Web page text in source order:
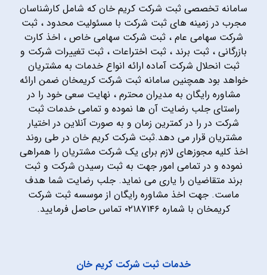
سامانه تخصصی ثبت شرکت کریم خان که شامل کارشناسان
مجرب در زمینه های ثبت شرکت با مسئولیت محدود ، ثبت
شرکت سهامی عام ، ثبت شرکت سهامی خاص ، اخذ کارت
بازرگانی ، ثبت برند ، ثبت اختراعات ، ثبت تغییرات شرکت و
ثبت انحلال شرکت آماده ارائه انواع خدمات به مشتریان
خواهد بود همچنین سامانه ثبت شرکت کریمخان ضمن ارائه
مشاوره رایگان به مدیران محترم ، نهایت سعی خود را در
راستای جلب رضایت آن ها نموده و تمامی خدمات ثبت
شرکت در را در کمترین زمان و به صورت آنلاین در اختیار
مشتریان قرار می دهد.ثبت شرکت کریم خان در طی روند
اخذ کلیه مجوزهای لازم برای یک شرکت مشتریان را همراهی
نموده و در تمامی امور جهت به ثبت رسیدن شرکت و ثبت
برند متقاضیان را یاری می نماید. جلب رضایت شما هدف
ماست. جهت اخذ مشاوره رایگان از موسسه ثبت شرکت
کریمخان با شماره ۰۲۱۸۷۱۴۶ تماس حاصل فرمایید.
خدمات ثبت شرکت کریم خان